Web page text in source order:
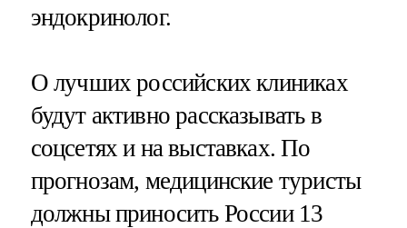
эндокринолог.
О лучших российских клиниках
будут активно рассказывать в
соцсетях и на выставках. По
прогнозам, медицинские туристы
должны приносить России 13